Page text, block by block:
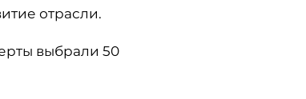
отрасли.
выбрали 50